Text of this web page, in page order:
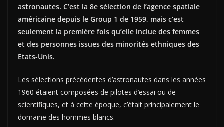
astronautes. C’est la 8e sélection de l’agence spatiale
américaine depuis le Group 1 de 1959, mais c’est
seulement la première fois qu’elle inclue des femmes
et des personnes issues des minorités ethniques des
Etats-Unis.
Les sélections précédentes d’astronautes dans les années
1960 étaient composées de pilotes d’essai ou de
scientifiques, et à cette époque, c’était principalement le
domaine des hommes blancs.